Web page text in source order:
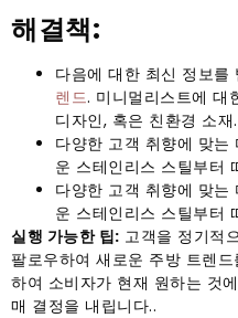
해결책:
다음에 대한 최신 정보를
렌드. 미니멀리스트에 대
디자인, 혹은 친환경 소재.
다양한 고객 취향에 맞는
운 스테인리스 스틸부터
다양한 고객 취향에 맞는
운 스테인리스 스틸부터
실행 가능한 팁: 고객을 정기적
팔로우하여 새로운 주방 트렌
하여 소비자가 현재 원하는 것
매 결정을 내립니다..